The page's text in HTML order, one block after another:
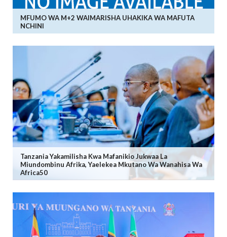
MFUMO WA M+2 WAIMARISHA UHAKIKA WA MAFUTA
NCHINI
Tanzania Yakamilisha Kwa Mafanikio Jukwaa La
Miundombinu Afrika, Yaelekea Mkutano Wa Wanahisa Wa
Africa50